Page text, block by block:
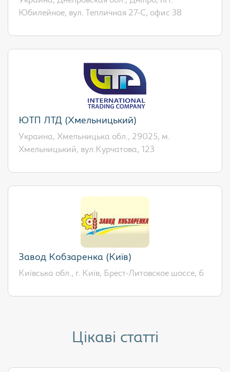
Юбилейное, вул. Тепличная 27-С, офис 38
ЮТП ЛТД (Хмельницький)
Украина, Хмельницька обл., 29025, м.
Хмельницький, вул.Курчатова, 123
Завод Кобзаренка (Київ)
Київська обл., г. Київ, Брест-Литовское шоссе, 6
Цікаві статті